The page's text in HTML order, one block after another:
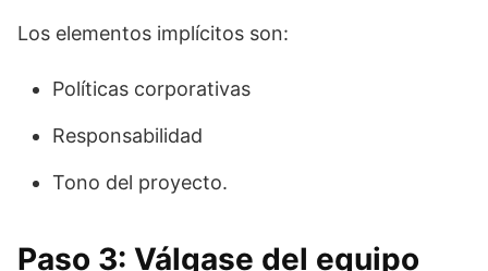
Los elementos implícitos son:
Políticas corporativas
Responsabilidad
Tono del proyecto.
Paso 3: Válgase del equipo